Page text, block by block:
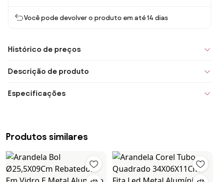
Você pode devolver o produto em até 14 dias
Histórico de preços
Descrição de produto
Especificações
Produtos similares